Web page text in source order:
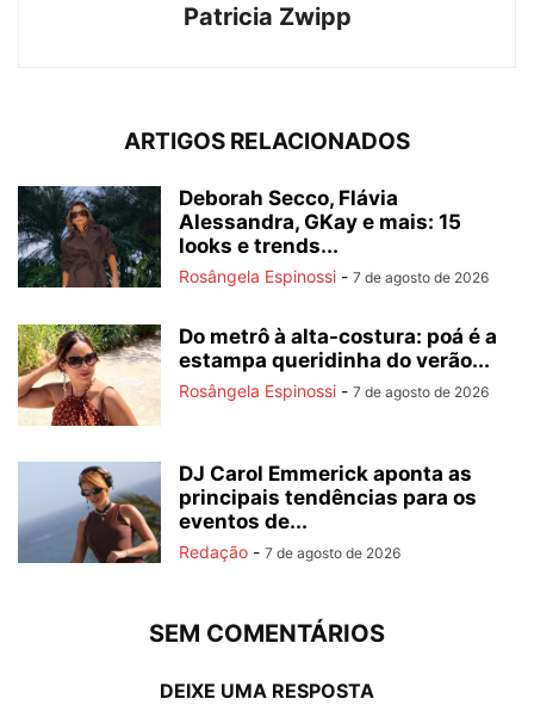
Patricia Zwipp
ARTIGOS RELACIONADOS
Deborah Secco, Flávia
Alessandra, GKay e mais: 15
looks e trends...
Rosângela Espinossi - 7 de agosto de 2026
Do metrô à alta-costura: poá é a
estampa queridinha do verão...
Rosângela Espinossi - 7 de agosto de 2026
DJ Carol Emmerick aponta as
principais tendências para os
eventos de...
Redação - 7 de agosto de 2026
SEM COMENTÁRIOS
DEIXE UMA RESPOSTA